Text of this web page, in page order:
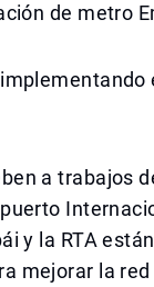
de metro
a trabajos
y la RTA
mejorar la